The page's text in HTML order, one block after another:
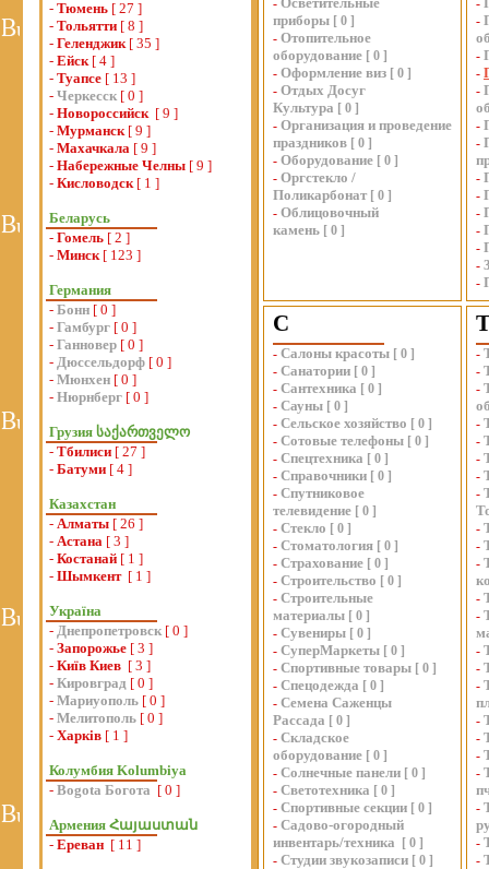
- Тюмень [ 27 ]
- Тольятти [ 8 ]
- Геленджик[ 35 ]
- Ейск[ 4 ]
- Туапсе [ 13 ]
- Черкесск [ 0 ]
- Новороссийск [ 9 ]
- Мурманск[ 9 ]
- Махачкала [ 9 ]
- Набережные Челны [ 9 ]
- Кисловодск[ 1 ]
Беларусь
- Гомель [ 2 ]
- Минск[ 123 ]
Германия
- Бонн [ 0 ]
- Гамбург [ 0 ]
- Ганновер [ 0 ]
- Дюссельдорф [ 0 ]
- Мюнхен [ 0 ]
- Нюрнберг [ 0 ]
Грузия საქართველო
- Тбилиси [ 27 ]
- Батуми [ 4 ]
Казахстан
- Алматы [ 26 ]
- Астана [ 3 ]
- Костанай [ 1 ]
- Шымкент [ 1 ]
Україна
- Днепропетровск [ 0 ]
- Запорожье [ 3 ]
- Київ Киев [ 3 ]
- Кировград [ 0 ]
- Мариуополь [ 0 ]
- Мелитополь [ 0 ]
- Харків [ 1 ]
Колумбия Kolumbiya
- Bogota Богота [ 0 ]
Армения Հայաստան
- Ереван [ 11 ]
-
приборы [ 0 ]
- Отопительное
оборудование [ 0 ]
- Оформление виз [ 0 ]
- Отдых Досуг
Культура [ 0 ]
- Организация и проведение
праздников [ 0 ]
- Оборудование [ 0 ]
- Оргстекло /
Поликарбонат [ 0 ]
- Облицовочный
камень [ 0 ]
-
-
-
-
-
-
-
-
-
-
-
-
-
-
С
- Салоны красоты [ 0 ]
- Санатории [ 0 ]
- Сантехника [ 0 ]
- Сауны [ 0 ]
- Сельское хозяйство [ 0 ]
- Сотовые телефоны [ 0 ]
- Спецтехника [ 0 ]
- Справочники [ 0 ]
- Спутниковое
телевидение [ 0 ]
- Стекло [ 0 ]
- Стоматология [ 0 ]
- Страхование [ 0 ]
- Строительство [ 0 ]
- Строительные
материалы [ 0 ]
- Сувениры [ 0 ]
- СуперМаркеты [ 0 ]
- Спортивные товары [ 0 ]
- Спецодежда [ 0 ]
- Семена Саженцы
Рассада [ 0 ]
- Складское
оборудование [ 0 ]
- Солнечные панели [ 0 ]
- Светотехника [ 0 ]
- Спортивные секции [ 0 ]
- Садово-огородный
инвентарь/техника
[ 0 ]
- Студии звукозаписи [ 0 ]
-
-
-
-
-
-
-
-
-
-
-
-
-
-
-
-
-
-
-
-
-
-
-